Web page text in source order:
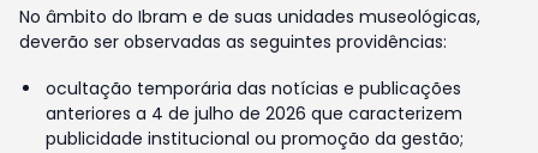
No âmbito do Ibram e de suas unidades museológicas,
deverão ser observadas as seguintes providências:
ocultação temporária das notícias e publicações
anteriores a 4 de julho de 2026 que caracterizem
publicidade institucional ou promoção da gestão;